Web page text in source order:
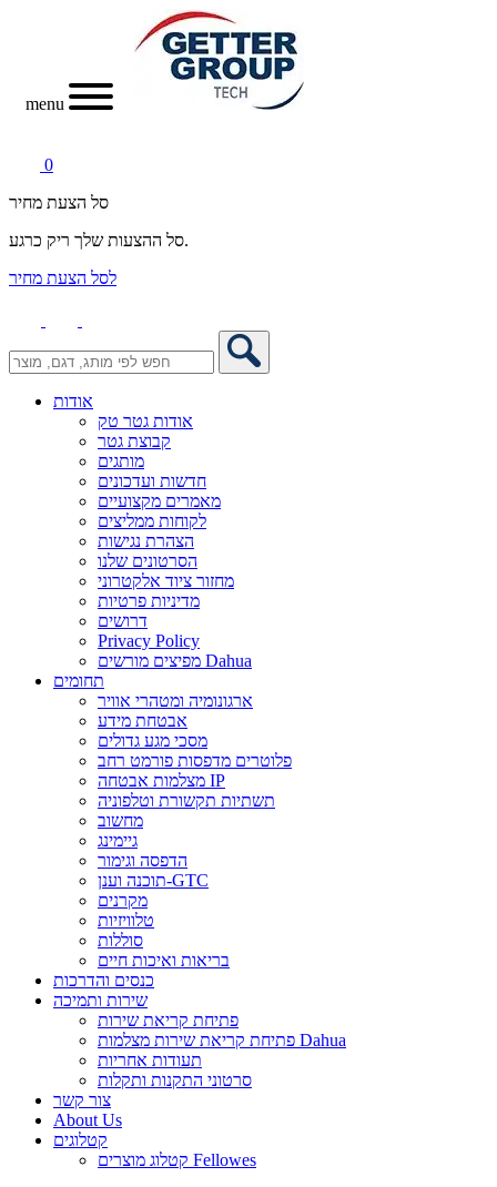
menu
0
סל הצעת מחיר
סל ההצעות שלך ריק כרגע.
לסל הצעת מחיר
אודות
אודות גטר טק
קבוצת גטר
מותגים
חדשות ועדכונים
מאמרים מקצועיים
לקוחות ממליצים
הצהרת נגישות
הסרטונים שלנו
מחזור ציוד אלקטרוני
מדיניות פרטיות
דרושים
Privacy Policy
מפיצים מורשים Dahua
תחומים
ארגונומיה ומטהרי אוויר
אבטחת מידע
מסכי מגע גדולים
פלוטרים מדפסות פורמט רחב
מצלמות אבטחה IP
תשתיות תקשורת וטלפוניה
מחשוב
גיימינג
הדפסה וגימור
תוכנה וענן-GTC
מקרנים
טלוויזיות
סוללות
בריאות ואיכות חיים
כנסים והדרכות
שירות ותמיכה
פתיחת קריאת שירות
פתיחת קריאת שירות מצלמות Dahua
תעודות אחריות
סרטוני התקנות ותקלות
צור קשר
About Us
קטלוגים
קטלוג מוצרים Fellowes